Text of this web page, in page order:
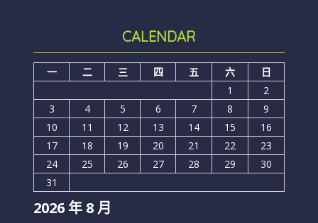
CALENDAR
2026 年 8 月
一 二 三 四 五 六
日
1
2
3
4 5 6 7 8
9
10
11 12 13 14 15
16
17
18 19 20 21 22
23
24
25 26 27 28 29
30
31